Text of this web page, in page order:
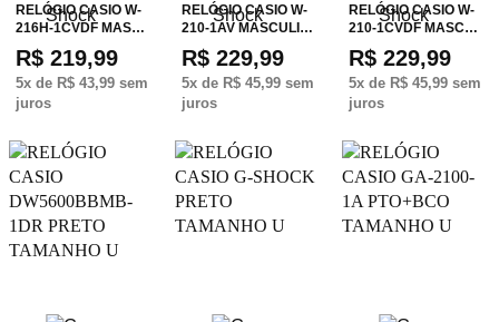
RELÓGIO CASIO W-
216H-1CVDF MAS…
R$ 219,99
5x de R$ 43,99 sem
juros
RELÓGIO CASIO W-
210-1AV MASCULI…
R$ 229,99
5x de R$ 45,99 sem
juros
RELÓGIO CASIO W-
210-1CVDF MASC…
R$ 229,99
5x de R$ 45,99sem
juros